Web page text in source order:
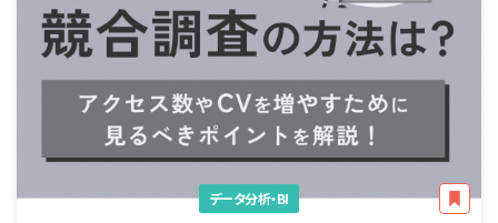
データ分析・BI